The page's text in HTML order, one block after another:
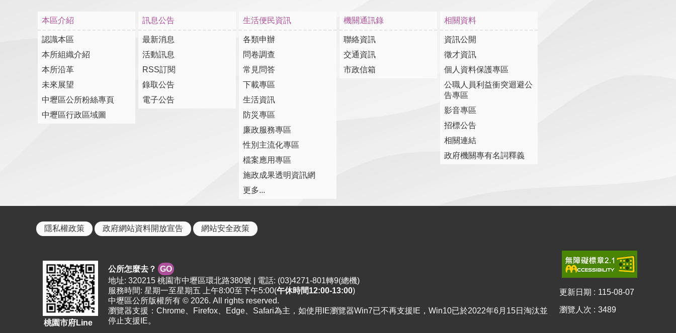
本區介紹
認識本區
本所組織介紹
本所沿革
未來展望
中壢區公所粉絲專頁
中壢區行政區域圖
訊息公告
最新消息
活動訊息
RSS訂閱
錄取公告
電子公告
生活便民資訊
各類申辦
問卷調查
常見問答
下載專區
生活資訊
防災專區
廉政服務專區
性別主流化專區
檔案應用專區
施政成果透明資訊網
更多...
機關通訊錄
聯絡資訊
交通資訊
市政信箱
相關資料
資訊公開
徵才資訊
個人資料保護專區
公職人員利益衝突迴避公
告專區
影音專區
招標公告
相關連結
政府機關專有名詞釋義
隱私權政策 政府網站資料開放宣告 網站安全政策
桃園市府Line
公所怎麼去？ GO
地址: 320215 桃園市中壢區環北路380號 | 電話: (03)4271-801轉9(總機)
服務時間: 星期一至星期五 上午8:00至下午5:00(午休時間12:00-13:00)
中壢區公所版權所有 © 2026. All rights reserved.
瀏覽器支援：Chrome、Firefox、Edge、Safari為主，如使用IE瀏覽器Win7已不再支援IE，Win10已於2022年6月15日淘汰並
停止支援IE。
更新日期 115-08-07
瀏覽人次 3489